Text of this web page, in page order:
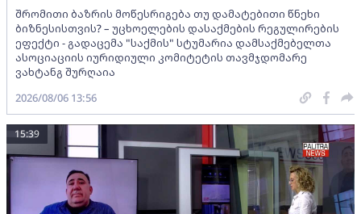
შრომითი ბაზრის მოწესრიგება თუ დამატებითი წნეხი
ბიზნესისთვის? – უცხოელების დასაქმების რეგულირების
ეფექტი - გადაცემა "საქმის" სტუმარია დამსაქმებელთა
ასოციაციის იურიდიული კომიტეტის თავმჯდომარე
ვახტანგ შურღაია
2026/08/06 13:56
15:39